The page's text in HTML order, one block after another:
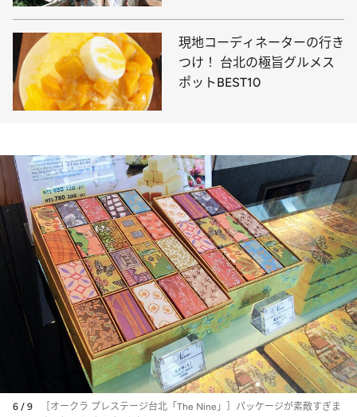
現地コーディネーターの行き
つけ！ 台北の極旨グルメス
ポットBEST10
6 / 9
［オークラ プレステージ台北「The Nine」］パッケージが素敵すぎま